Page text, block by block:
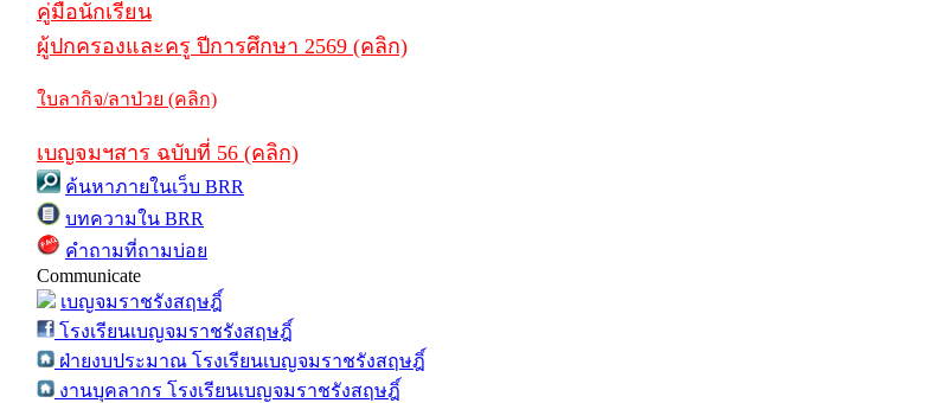
คู่มือนักเรียน
ผู้ปกครองและครู ปีการศึกษา 2569 (คลิก)
ใบลากิจ/ลาป่วย (คลิก)
เบญจมฯสาร ฉบับที่ 56 (คลิก)
ค้นหาภายในเว็บ BRR
บทความใน BRR
คำถามที่ถามบ่อย
Communicate
เบญจมราชรังสฤษฎิ์
โรงเรียนเบญจมราชรังสฤษฎิ์
ฝ่ายงบประมาณ โรงเรียนเบญจมราชรังสฤษฎิ์
งานบุคลากร โรงเรียนเบญจมราชรังสฤษฎิ์